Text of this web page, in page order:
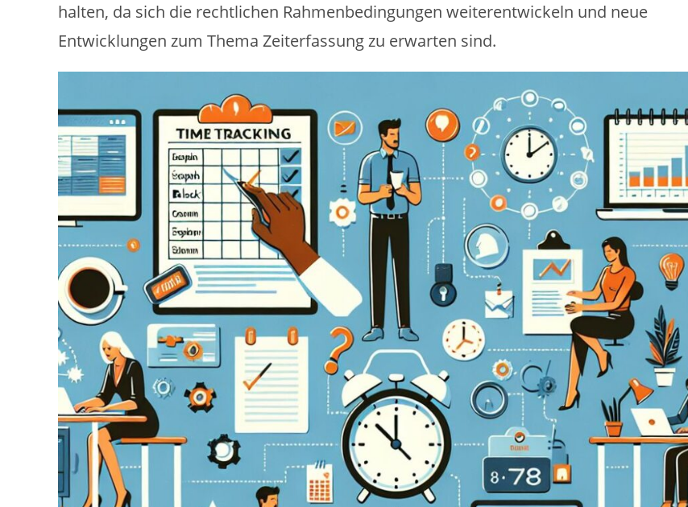
halten, da sich die rechtlichen Rahmenbedingungen weiterentwickeln und neue
Entwicklungen zum Thema Zeiterfassung zu erwarten sind.